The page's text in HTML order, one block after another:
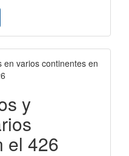
y
el 426